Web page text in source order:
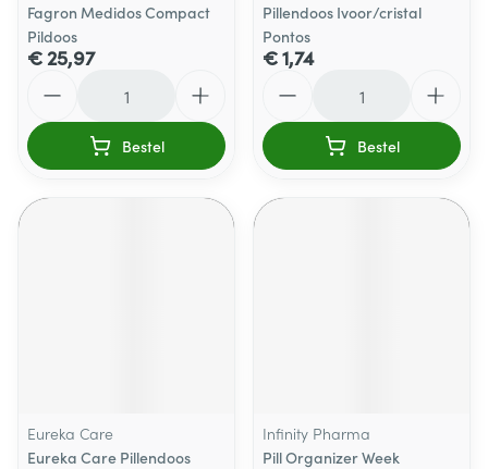
Fagron Medidos Compact
Pildoos
€ 25,97
Bestel
Pillendoos Ivoor/cristal
Pontos
€ 1,74
Bestel
Eureka Care
Eureka Care Pillendoos
Infinity Pharma
Pill Organizer Week